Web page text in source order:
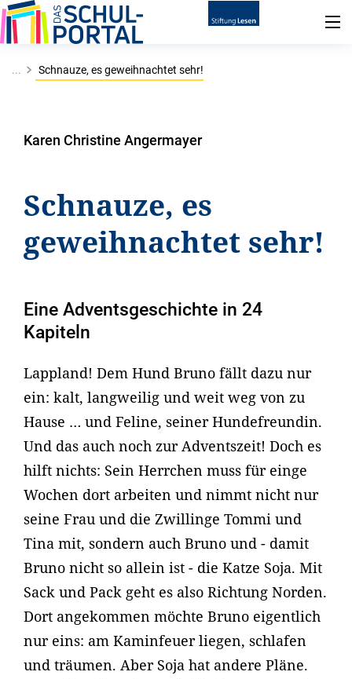
... Schnauze, es geweihnachtet sehr!
Karen Christine Angermayer
Schnauze, es
geweihnachtet sehr!
Eine Adventsgeschichte in 24
Kapiteln
Lappland! Dem Hund Bruno fällt dazu nur
ein: kalt, langweilig und weit weg von zu
Hause … und Feline, seiner Hundefreundin.
Und das auch noch zur Adventszeit! Doch es
hilft nichts: Sein Herrchen muss für einge
Wochen dort arbeiten und nimmt nicht nur
seine Frau und die Zwillinge Tommi und
Tina mit, sondern auch Bruno und - damit
Bruno nicht so allein ist - die Katze Soja. Mit
Sack und Pack geht es also Richtung Norden.
Dort angekommen möchte Bruno eigentlich
nur eins: am Kaminfeuer liegen, schlafen
und träumen. Aber Soja hat andere Pläne.